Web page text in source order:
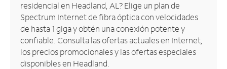
Administrar
cuenta
Encuentra
una
tienda
residencial en Headland, AL? Elige un plan de
Spectrum Internet de fibra óptica con velocidades
de hasta 1 giga y obtén una conexión potente y
confiable. Consulta las ofertas actuales en Internet,
los precios promocionales y las ofertas especiales
disponibles en Headland.